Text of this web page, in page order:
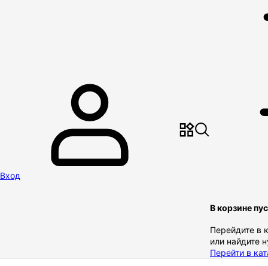
Вход
В корзине
Перейдите в
или найдите
Перейти в